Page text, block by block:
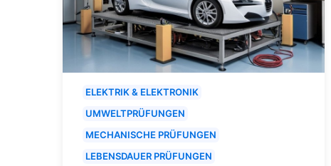
ELEKTRIK & ELEKTRONIK
UMWELTPRÜFUNGEN
MECHANISCHE PRÜFUNGEN
LEBENSDAUER PRÜFUNGEN